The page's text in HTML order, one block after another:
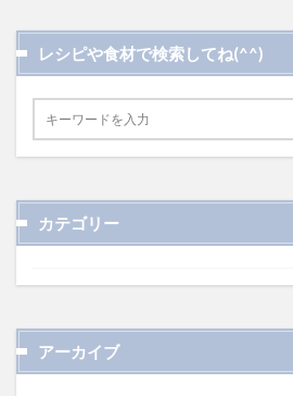
レシピや食材で検索してね(^^)
カテゴリー
アーカイブ